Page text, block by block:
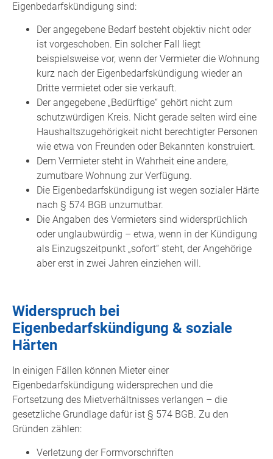
Eigenbedarfskündigung sind:
Der angegebene Bedarf besteht objektiv nicht oder
ist vorgeschoben. Ein solcher Fall liegt
beispielsweise vor, wenn der Vermieter die Wohnung
kurz nach der Eigenbedarfskündigung wieder an
Dritte vermietet oder sie verkauft.
Der angegebene „Bedürftige“ gehört nicht zum
schutzwürdigen Kreis. Nicht gerade selten wird eine
Haushaltszugehörigkeit nicht berechtigter Personen
wie etwa von Freunden oder Bekannten konstruiert.
Dem Vermieter steht in Wahrheit eine andere,
zumutbare Wohnung zur Verfügung.
Die Eigenbedarfskündigung ist wegen sozialer Härte
nach § 574 BGB unzumutbar.
Die Angaben des Vermieters sind widersprüchlich
oder unglaubwürdig – etwa, wenn in der Kündigung
als Einzugszeitpunkt „sofort“ steht, der Angehörige
aber erst in zwei Jahren einziehen will.
Widerspruch bei
Eigenbedarfskündigung & soziale
Härten
In einigen Fällen können Mieter einer
Eigenbedarfskündigung widersprechen und die
Fortsetzung des Mietverhältnisses verlangen – die
gesetzliche Grundlage dafür ist § 574 BGB. Zu den
Gründen zählen:
Verletzung der Formvorschriften